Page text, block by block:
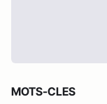
MOTS-CLES